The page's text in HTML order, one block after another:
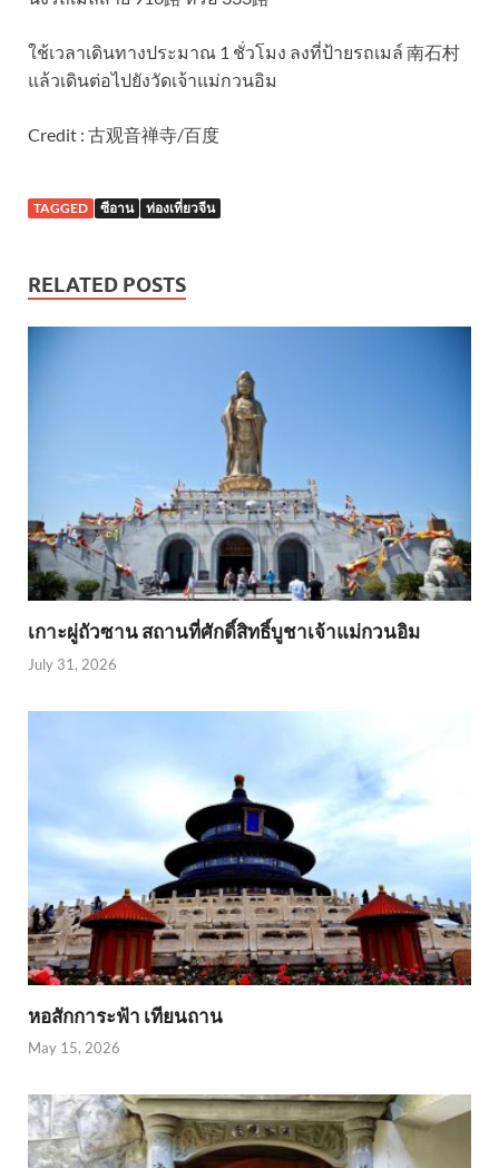
ใช้เวลาเดินทางประมาณ 1 ชั่วโมง ลงที่ป้ายรถเมล์ 南石村
แล้วเดินต่อไปยังวัดเจ้าแม่กวนอิม
Credit : 古观音禅寺/百度
TAGGED ซีอาน ท่องเที่ยวจีน
RELATED POSTS
เกาะผู่ถัวซาน สถานที่ศักดิ์สิทธิ์บูชาเจ้าแม่กวนอิม
July 31, 2026
หอสักการะฟ้า เทียนถาน
May 15, 2026